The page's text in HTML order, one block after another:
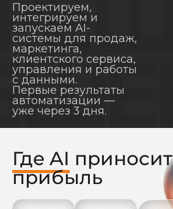
Проектируем,
интегрируем и
запускаем AI-
системы для продаж,
маркетинга,
клиентского сервиса,
управления и работы
с данными.
Первые результаты
автоматизации —
уже через 3 дня.
Где AI приносит
прибыль